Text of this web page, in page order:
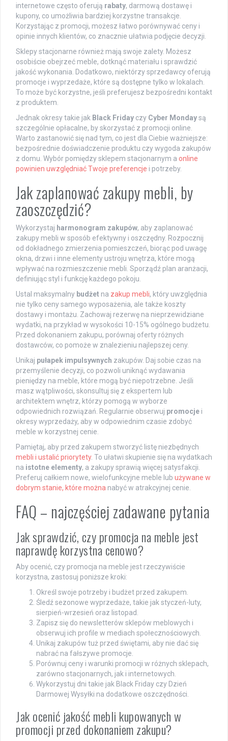
internetowe często oferują rabaty, darmową dostawę i
kupony, co umożliwia bardziej korzystne transakcje.
Korzystając z promocji, możesz łatwo porównywać ceny i
opinie innych klientów, co znacznie ułatwia podjęcie decyzji.
Sklepy stacjonarne również mają swoje zalety. Możesz
osobiście obejrzeć meble, dotknąć materiału i sprawdzić
jakość wykonania. Dodatkowo, niektórzy sprzedawcy oferują
promocje i wyprzedaże, które są dostępne tylko w lokalach.
To może być korzystne, jeśli preferujesz bezpośredni kontakt
z produktem.
Jednak okresy takie jak Black Friday czy Cyber Mondaysą
szczególnie opłacalne, by skorzystać z promocji online.
Warto zastanowić się nad tym, co jest dla Ciebie ważniejsze:
bezpośrednie doświadczenie produktu czy wygoda zakupów
z domu. Wybór pomiędzy sklepem stacjonarnym a online
powinien uwzględniać Twoje preferencje i potrzeby.
Jak zaplanować zakupy mebli, by
zaoszczędzić?
Wykorzystaj harmonogram zakupów, aby zaplanować
zakupy mebli w sposób efektywny i oszczędny. Rozpocznij
od dokładnego zmierzenia pomieszczeń, biorąc pod uwagę
okna, drzwi i inne elementy ustroju wnętrza, które mogą
wpływać na rozmieszczenie mebli. Sporządź plan aranżacji,
definiując styl i funkcję każdego pokoju.
Ustal maksymalny budżet na zakup mebli, który uwzględnia
nie tylko ceny samego wyposażenia, ale także koszty
dostawy i montażu. Zachowaj rezerwę na nieprzewidziane
wydatki, na przykład w wysokości 10-15% ogólnego budżetu.
Przed dokonaniem zakupu, porównaj oferty różnych
dostawców, co pomoże w znalezieniu najlepszej ceny.
Unikaj pułapek impulsywnych zakupów. Daj sobie czas na
przemyślenie decyzji, co pozwoli uniknąć wydawania
pieniędzy na meble, które mogą być niepotrzebne. Jeśli
masz wątpliwości, skonsultuj się z ekspertem lub
architektem wnętrz, którzy pomogą w wyborze
odpowiednich rozwiązań. Regularnie obserwuj promocje i
okresy wyprzedaży, aby w odpowiednim czasie zdobyć
meble w korzystnej cenie.
Pamiętaj, aby przed zakupem stworzyć listę niezbędnych
mebli i ustalić priorytety. To ułatwi skupienie się na wydatkach
na istotne elementy, a zakupy sprawią więcej satysfakcji.
Preferuj całkiem nowe, wielofunkcyjne meble lub używane w
dobrym stanie, które można nabyć w atrakcyjnej cenie.
FAQ – najczęściej zadawane pytania
Jak sprawdzić, czy promocja na meble jest
naprawdę korzystna cenowo?
Aby ocenić, czy promocja na meble jest rzeczywiście
korzystna, zastosuj poniższe kroki:
Określ swoje potrzeby i budżet przed zakupem.
Śledź sezonowe wyprzedaże, takie jak styczeń-luty,
sierpień-wrzesień oraz listopad.
Zapisz się do newsletterów sklepów meblowych i
obserwuj ich profile w mediach społecznościowych.
Unikaj zakupów tuż przed świętami, aby nie dać się
nabrać na fałszywe promocje.
Porównuj ceny i warunki promocji w różnych sklepach,
zarówno stacjonarnych, jak i internetowych.
Wykorzystuj dni takie jak Black Friday czy Dzień
Darmowej Wysyłki na dodatkowe oszczędności.
Jak ocenić jakość mebli kupowanych w
promocji przed dokonaniem zakupu?